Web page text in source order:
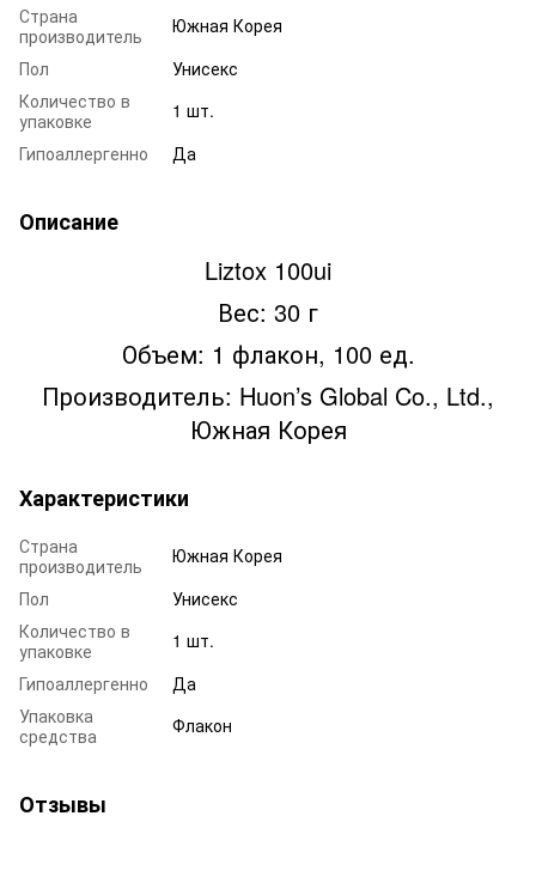
Страна
производитель
Южная Корея
Пол
Унисекс
Количество в
упаковке
1 шт.
Гипоаллергенно
Да
Описание
Liztox 100ui
Вес: 30 г
Объем: 1 флакон, 100 ед.
Производитель: Huon’s Global Co., Ltd.,
Южная Корея
Характеристики
Страна
производитель
Южная Корея
Пол
Унисекс
Количество в
упаковке
1 шт.
Гипоаллергенно
Да
Упаковка
средства
Флакон
Отзывы